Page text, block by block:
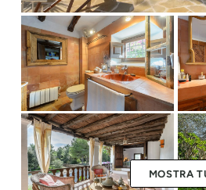
MOSTRA